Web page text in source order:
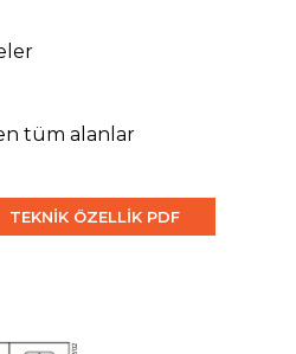
tüm alanlar
TEKNİK ÖZELLİK PDF